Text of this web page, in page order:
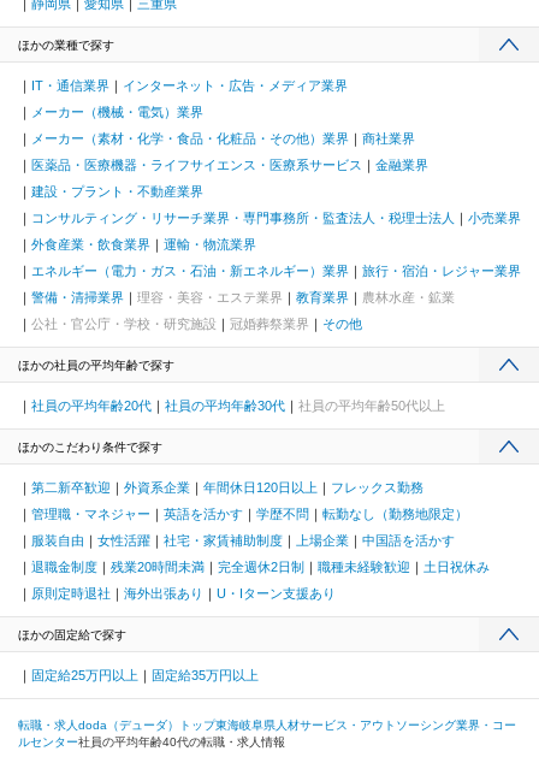
静岡県 愛知県 三重県
ほかの業種で探す
IT・通信業界
インターネット・広告・メディア業界
メーカー（機械・電気）業界
メーカー（素材・化学・食品・化粧品・その他）業界
商社業界
医薬品・医療機器・ライフサイエンス・医療系サービス
金融業界
建設・プラント・不動産業界
コンサルティング・リサーチ業界・専門事務所・監査法人・税理士法人
小売業界
外食産業・飲食業界
運輸・物流業界
エネルギー（電力・ガス・石油・新エネルギー）業界
旅行・宿泊・レジャー業界
警備・清掃業界
理容・美容・エステ業界 教育業界
農林水産・鉱業
公社・官公庁・学校・研究施設
冠婚葬祭業界 その他
ほかの社員の平均年齢で探す
社員の平均年齢20代 社員の平均年齢30代 社員の平均年齢50代以上
ほかのこだわり条件で探す
第二新卒歓迎 外資系企業 年間休日120日以上
フレックス勤務
管理職・マネジャー
英語を活かす 学歴不問
転勤なし（勤務地限定）
服装自由
女性活躍 社宅・家賃補助制度 上場企業
中国語を活かす
退職金制度
残業20時間未満 完全週休2日制 職種未経験歓迎
土日祝休み
原則定時退社
海外出張あり U・Iターン支援あり
ほかの固定給で探す
固定給25万円以上 固定給35万円以上
転職・求人doda（デューダ）トップ東海岐阜県人材サービス・アウトソーシング業界・コー
ルセンター社員の平均年齢40代の転職・求人情報